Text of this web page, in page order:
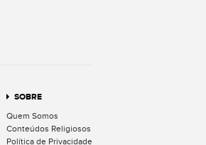
SOBRE
Quem Somos
Conteúdos Religiosos
Política de Privacidade